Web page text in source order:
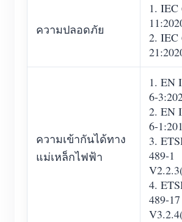
ความปลอดภัย
1. IEC
2. IEC
ความเข้ากันได้ทาง
แม่เหล็กไฟฟ้า
1. EN
6-
2. EN
6-
3.
489-1
4.
489-17